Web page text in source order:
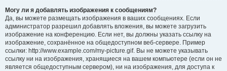
Могу ли я добавлять изображения к сообщениям?
Да, вы можете размещать изображения в ваших сообщениях. Если
администратор разрешил добавлять вложения, вы можете загрузить
изображение на конференцию. Если нет, вы должны указать ссылку на
изображение, сохранённое на общедоступном веб-сервере. Пример
ссылки: http://www.example.com/my-picture.gif. Вы не можете указывать
ссылку ни на изображения, хранящиеся на вашем компьютере (если он не
является общедоступным сервером), ни на изображения, для доступа к